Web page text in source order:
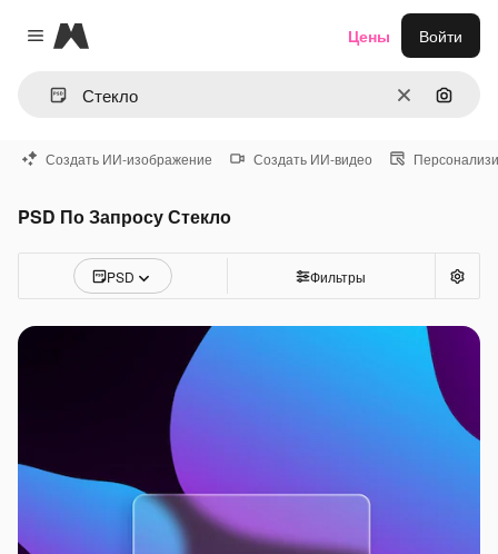
Close menu
Magnific
ОчиститьПоиск
Цены Войти
Создать ИИ-изображение Создать ИИ-видео
PSD По Запросу Стекло
PSD Фильтры